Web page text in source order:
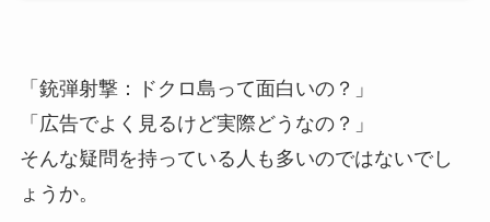
「銃弾射撃：ドクロ島って面白いの？」
「広告でよく見るけど実際どうなの？」
そんな疑問を持っている人も多いのではないでし
ょうか。